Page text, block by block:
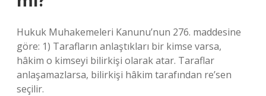
Hukuk Muhakemeleri Kanunu’nun 276. maddesine
göre: 1) Tarafların anlaştıkları bir kimse varsa,
hâkim o kimseyi bilirkişi olarak atar. Taraflar
anlaşamazlarsa, bilirkişi hâkim tarafından re’sen
seçilir.